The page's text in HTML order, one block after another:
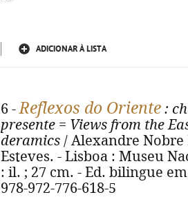
ADICIONAR À LISTA
6 -Reflexos do Oriente :
presente = Views from the
deramics / Alexandre Nobre
Esteves. - Lisboa : Museu
: il. ; 27 cm. - Ed. bilingue
978-972-776-618-5